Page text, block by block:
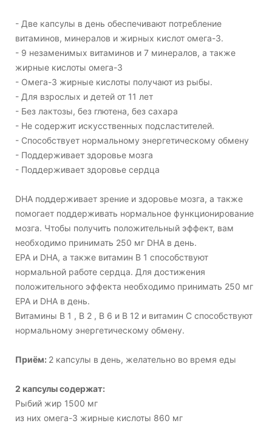
- Две капсулы в день обеспечивают потребление
витаминов, минералов и жирных кислот омега-3.
- 9 незаменимых витаминов и 7 минералов, а также
жирные кислоты омега-3
- Омега-3 жирные кислоты получают из рыбы.
- Для взрослых и детей от 11 лет
- Без лактозы, без глютена, без сахара
- Не содержит искусственных подсластителей.
- Способствует нормальному энергетическому обмену
- Поддерживает здоровье мозга
- Поддерживает здоровье сердца
DHA поддерживает зрение и здоровье мозга, а также
помогает поддерживать нормальное функционирование
мозга. Чтобы получить положительный эффект, вам
необходимо принимать 250 мг DHA в день.
EPA и DHA, а также витамин B 1 способствуют
нормальной работе сердца. Для достижения
положительного эффекта необходимо принимать 250 мг
EPA и DHA в день.
Витамины B 1 , B 2 , B 6 и B 12 и витамин C способствуют
нормальному энергетическому обмену.
Приём: 2 капсулы в день, желательно во время еды
2 капсулы содержат:
Рыбий жир 1500 мг
из них омега-3 жирные кислоты 860 мг